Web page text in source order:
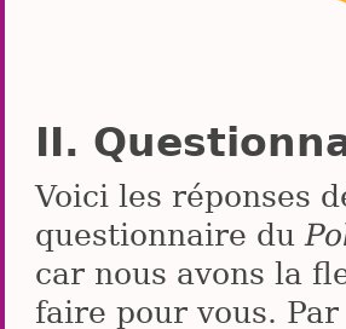
Voici les réponses
questionnaire du
car nous avons la
faire pour vous.